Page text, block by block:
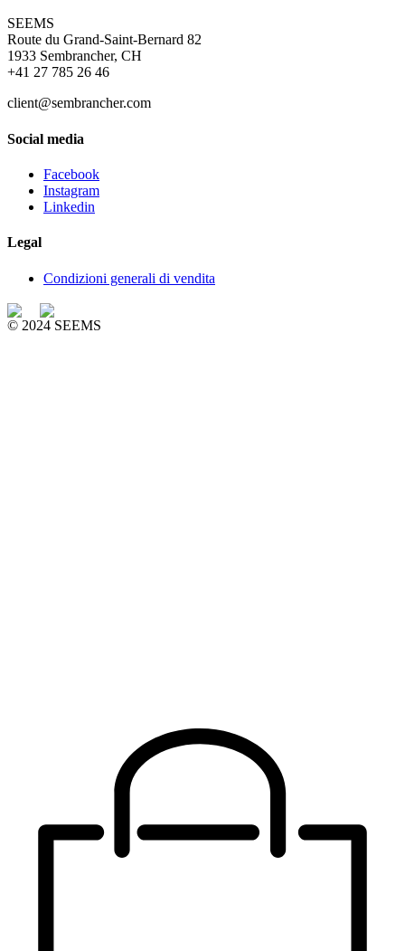
SEEMS
Route du Grand-Saint-Bernard 82
1933 Sembrancher, CH
+41 27 785 26 46
client@sembrancher.com
Social media
Facebook
Instagram
Linkedin
Legal
Condizioni generali di vendita
© 2024 SEEMS